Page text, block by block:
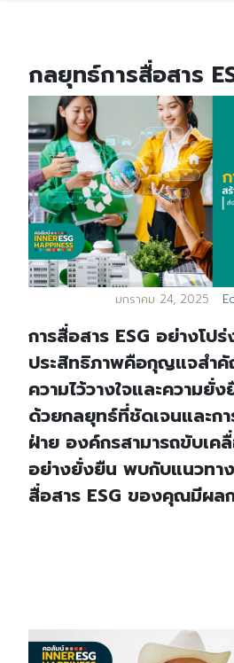
กลยุทธ์การสื่อสาร
มกราคม 24, 2025
การสื่อสาร ESG อย่างโปร่
ประสิทธิภาพคือกุญแจสำคั
ความไว้วางใจและความยั่
ด้วยกลยุทธ์ที่ชัดเจนและก
ฝ่าย องค์กรสามารถขับเค
อย่างยั่งยืน พบกับแนวทาง
สื่อสาร ESG ของคุณมีผล